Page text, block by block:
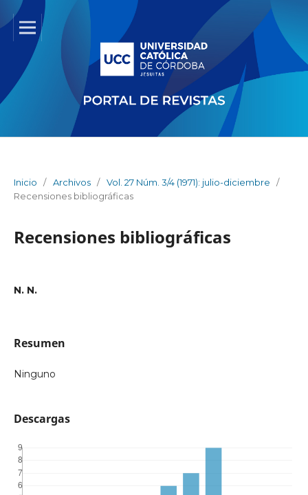
Inicio / Archivos / Vol. 27 Núm. 3/4 (1971): julio-diciembre
/
Recensiones bibliográficas
Recensiones bibliográficas
N. N.
Resumen
Ninguno
Descargas